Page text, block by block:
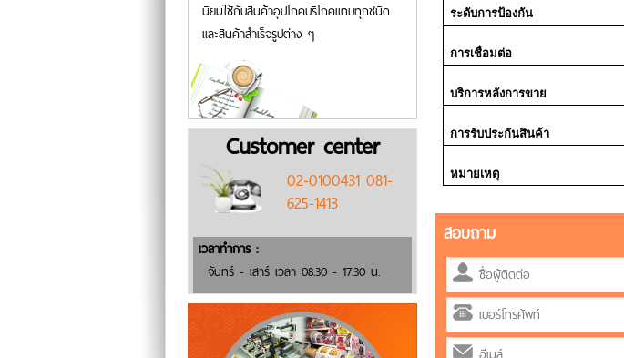
นิยมใชักับสินค้าอุปโภคบริโภคแทบทุกชนิด
และสินค้าสำเร็จรูปต่าง ๆ
Customer center
02-0100431 081-
625-1413
เวลาทำการ :
จันทร์ - เสาร์ เวลา 08.30 - 17.30 น.
ระดับการป้องกัน
การเชื่อมต่อ
บริการหลังการขาย
การรับประกันสินค้า
หมายเหตุ
สอบถาม